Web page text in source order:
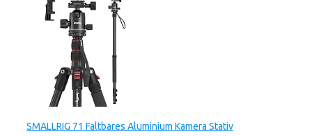
SMALLRIG 71 Faltbares Aluminium Kamera Stativ